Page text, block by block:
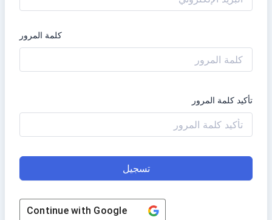
كلمة المرور
تأكيد كلمة المرور
تسجيل
Continue with Google